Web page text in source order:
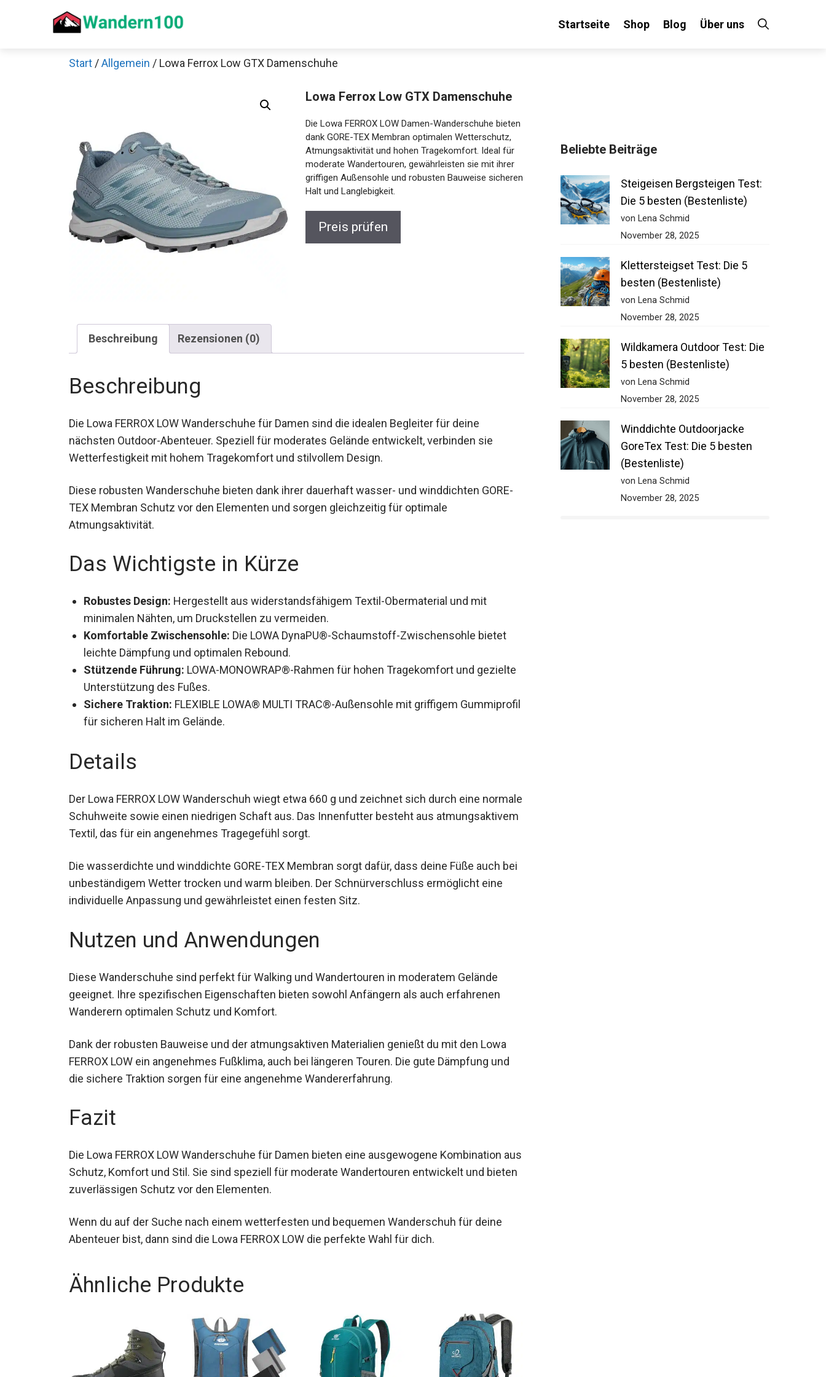
Startseite Shop Blog Über uns
Start /Allgemein / Lowa Ferrox Low GTX Damenschuhe
Lowa Ferrox Low GTX Damenschuhe
Die Lowa FERROX LOW Damen-Wanderschuhe bieten
dank GORE-TEX Membran optimalen Wetterschutz,
Atmungsaktivität und hohen Tragekomfort. Ideal für
moderate Wandertouren, gewährleisten sie mit ihrer
griffigen Außensohle und robusten Bauweise sicheren
Halt und Langlebigkeit.
Preis prüfen
Beschreibung Rezensionen (0)
Beschreibung
Die Lowa FERROX LOW Wanderschuhe für Damen sind die idealen Begleiter für deine
nächsten Outdoor-Abenteuer. Speziell für moderates Gelände entwickelt, verbinden sie
Wetterfestigkeit mit hohem Tragekomfort und stilvollem Design.
Diese robusten Wanderschuhe bieten dank ihrer dauerhaft wasser- und winddichten GORE-
TEX Membran Schutz vor den Elementen und sorgen gleichzeitig für optimale
Atmungsaktivität.
Das Wichtigste in Kürze
Robustes Design: Hergestellt aus widerstandsfähigem Textil-Obermaterial und mit
minimalen Nähten, um Druckstellen zu vermeiden.
Komfortable Zwischensohle: Die LOWA DynaPU®-Schaumstoff-Zwischensohle bietet
leichte Dämpfung und optimalen Rebound.
Stützende Führung: LOWA-MONOWRAP®-Rahmen für hohen Tragekomfort und gezielte
Unterstützung des Fußes.
Sichere Traktion: FLEXIBLE LOWA® MULTI TRAC®-Außensohle mit griffigem Gummiprofil
für sicheren Halt im Gelände.
Details
Der Lowa FERROX LOW Wanderschuh wiegt etwa 660 g und zeichnet sich durch eine normale
Schuhweite sowie einen niedrigen Schaft aus. Das Innenfutter besteht aus atmungsaktivem
Textil, das für ein angenehmes Tragegefühl sorgt.
Die wasserdichte und winddichte GORE-TEX Membran sorgt dafür, dass deine Füße auch bei
unbeständigem Wetter trocken und warm bleiben. Der Schnürverschluss ermöglicht eine
individuelle Anpassung und gewährleistet einen festen Sitz.
Nutzen und Anwendungen
Diese Wanderschuhe sind perfekt für Walking und Wandertouren in moderatem Gelände
geeignet. Ihre spezifischen Eigenschaften bieten sowohl Anfängern als auch erfahrenen
Wanderern optimalen Schutz und Komfort.
Dank der robusten Bauweise und der atmungsaktiven Materialien genießt du mit den Lowa
FERROX LOW ein angenehmes Fußklima, auch bei längeren Touren. Die gute Dämpfung und
die sichere Traktion sorgen für eine angenehme Wandererfahrung.
Fazit
Die Lowa FERROX LOW Wanderschuhe für Damen bieten eine ausgewogene Kombination aus
Schutz, Komfort und Stil. Sie sind speziell für moderate Wandertouren entwickelt und bieten
zuverlässigen Schutz vor den Elementen.
Wenn du auf der Suche nach einem wetterfesten und bequemen Wanderschuh für deine
Abenteuer bist, dann sind die Lowa FERROX LOW die perfekte Wahl für dich.
Ähnliche Produkte
Beliebte Beiträge
Steigeisen Bergsteigen Test:
Die 5 besten (Bestenliste)
von Lena Schmid
November 28, 2025
Klettersteigset Test: Die 5
besten (Bestenliste)
von Lena Schmid
November 28, 2025
Wildkamera Outdoor Test: Die
5 besten (Bestenliste)
von Lena Schmid
November 28, 2025
Winddichte Outdoorjacke
GoreTex Test: Die 5 besten
(Bestenliste)
von Lena Schmid
November 28, 2025